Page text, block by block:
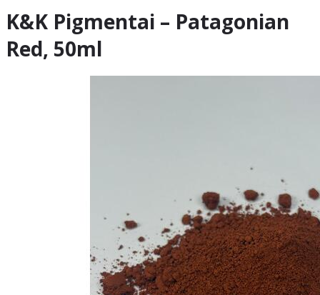
K&K Pigmentai – Patagonian
Red, 50ml